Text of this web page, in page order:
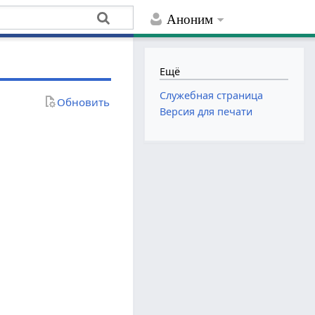
Аноним
Обновить
Ещё
Служебная страница
Версия для печати